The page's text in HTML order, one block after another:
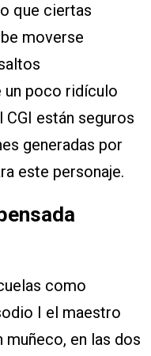
que ciertas
moverse
un poco ridículo
están seguros
generadas por
este personaje.
como
I el maestro
en las dos